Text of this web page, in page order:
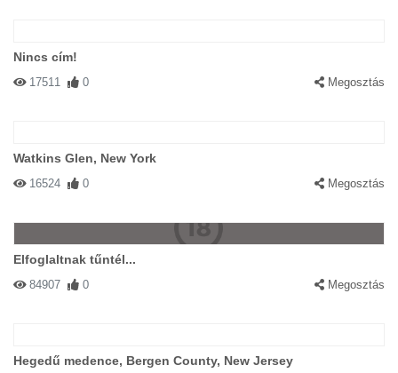
Nincs cím!
17511 0 Megosztás
Watkins Glen, New York
16524 0 Megosztás
Elfoglaltnak tűntél...
84907 0 Megosztás
Hegedű medence, Bergen County, New Jersey